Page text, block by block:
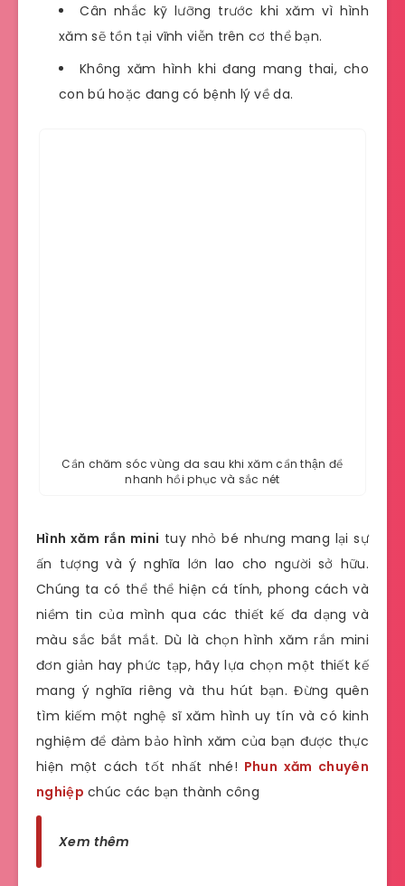
Cân nhắc kỹ lưỡng trước khi xăm vì hình
xăm sẽ tồn tại vĩnh viễn trên cơ thể bạn.
Không xăm hình khi đang mang thai, cho
con bú hoặc đang có bệnh lý về da.
Cần chăm sóc vùng da sau khi xăm cẩn thận để
nhanh hồi phục và sắc nét
Hình xăm rắn mini tuy nhỏ bé nhưng mang lại sự
ấn tượng và ý nghĩa lớn lao cho người sở hữu.
Chúng ta có thể thể hiện cá tính, phong cách và
niềm tin của mình qua các thiết kế đa dạng và
màu sắc bắt mắt. Dù là chọn hình xăm rắn mini
đơn giản hay phức tạp, hãy lựa chọn một thiết kế
mang ý nghĩa riêng và thu hút bạn. Đừng quên
tìm kiếm một nghệ sĩ xăm hình uy tín và có kinh
nghiệm để đảm bảo hình xăm của bạn được thực
hiện một cách tốt nhất nhé! Phun xăm chuyên
nghiệp chúc các bạn thành công
Xem thêm